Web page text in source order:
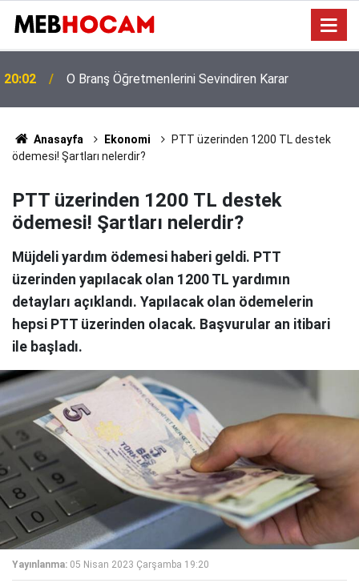
19:03
LGS Nakil Puanları İlk Yerleştirmeyi Aşabilir! İş İkinci
Kriterlere Kaldı
Anasayfa Ekonomi
PTT üzerinden 1200 TL destek
ödemesi! Şartları nelerdir?
PTT üzerinden 1200 TL destek
ödemesi! Şartları nelerdir?
Müjdeli yardım ödemesi haberi geldi. PTT
üzerinden yapılacak olan 1200 TL yardımın
detayları açıklandı. Yapılacak olan ödemelerin
hepsi PTT üzerinden olacak. Başvurular an itibari
ile başladı.
Yayınlanma: 05 Nisan 2023 Çarşamba 19:20